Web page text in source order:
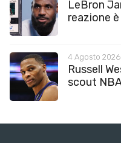
LeBron
reazione
4 Agosto
Russell
scout